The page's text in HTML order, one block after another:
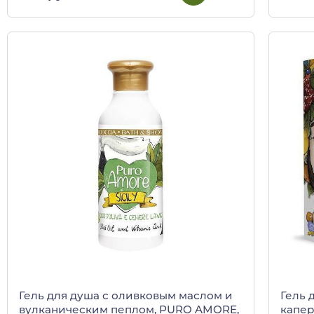
Гель для душа с оливковым маслом и
вулканическим пеплом, PURO AMORE,
Гель